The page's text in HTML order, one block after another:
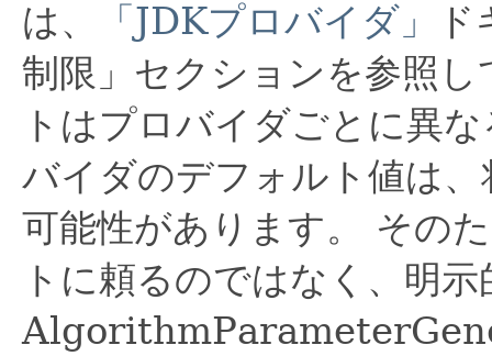
は、
「JDKプロバイダ」
制限」セクションを参照
トはプロバイダごとに異
バイダのデフォルト値は
可能性があります。
その
トに頼るのではなく、明示